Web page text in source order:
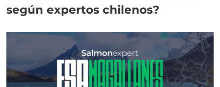
según expertos chilenos?